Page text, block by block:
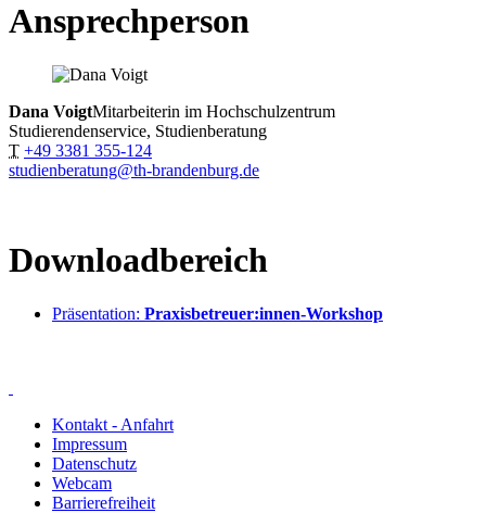
Ansprechperson
Dana VoigtMitarbeiterin im Hochschulzentrum
Studierendenservice, Studienberatung
T +49 3381 355-124
studienberatung@th-brandenburg.de
Downloadbereich
Präsentation: Praxisbetreuer:innen-Workshop
Kontakt - Anfahrt
Impressum
Datenschutz
Webcam
Barrierefreiheit